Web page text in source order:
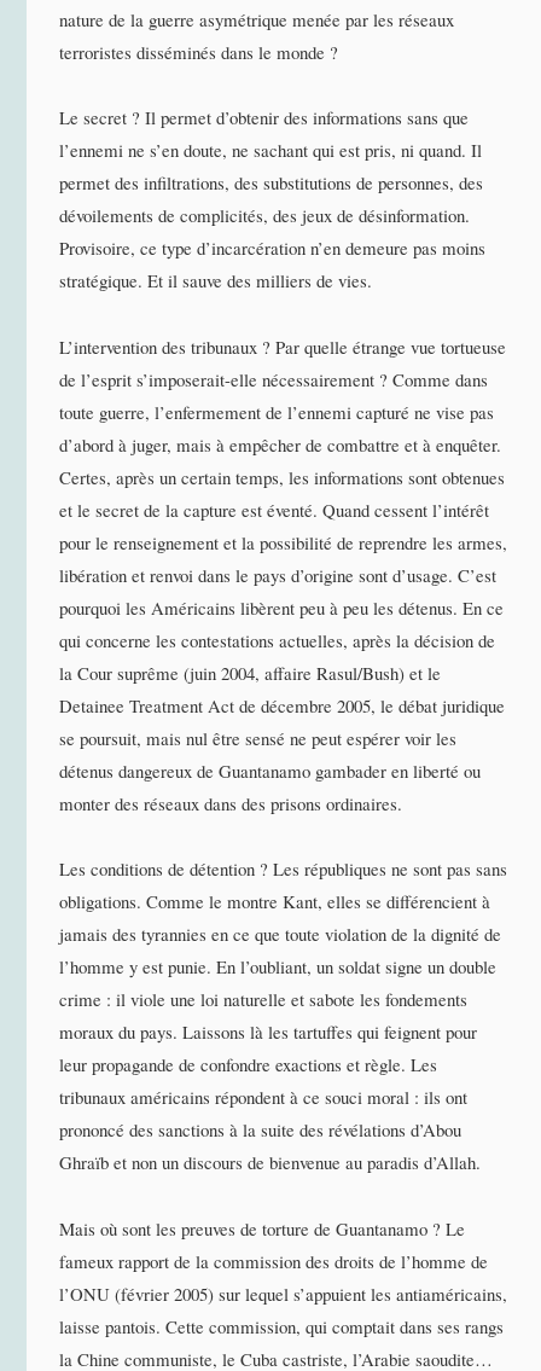
nature de la guerre asymétrique menée par les réseaux
terroristes disséminés dans le monde ?
Le secret ? Il permet d’obtenir des informations sans que
l’ennemi ne s’en doute, ne sachant qui est pris, ni quand. Il
permet des infiltrations, des substitutions de personnes, des
dévoilements de complicités, des jeux de désinformation.
Provisoire, ce type d’incarcération n’en demeure pas moins
stratégique. Et il sauve des milliers de vies.
L’intervention des tribunaux ? Par quelle étrange vue tortueuse
de l’esprit s’imposerait-elle nécessairement ? Comme dans
toute guerre, l’enfermement de l’ennemi capturé ne vise pas
d’abord à juger, mais à empêcher de combattre et à enquêter.
Certes, après un certain temps, les informations sont obtenues
et le secret de la capture est éventé. Quand cessent l’intérêt
pour le renseignement et la possibilité de reprendre les armes,
libération et renvoi dans le pays d’origine sont d’usage. C’est
pourquoi les Américains libèrent peu à peu les détenus. En ce
qui concerne les contestations actuelles, après la décision de
la Cour suprême (juin 2004, affaire Rasul/Bush) et le
Detainee Treatment Act de décembre 2005, le débat juridique
se poursuit, mais nul être sensé ne peut espérer voir les
détenus dangereux de Guantanamo gambader en liberté ou
monter des réseaux dans des prisons ordinaires.
Les conditions de détention ? Les républiques ne sont pas sans
obligations. Comme le montre Kant, elles se différencient à
jamais des tyrannies en ce que toute violation de la dignité de
l’homme y est punie. En l’oubliant, un soldat signe un double
crime : il viole une loi naturelle et sabote les fondements
moraux du pays. Laissons là les tartuffes qui feignent pour
leur propagande de confondre exactions et règle. Les
tribunaux américains répondent à ce souci moral : ils ont
prononcé des sanctions à la suite des révélations d’Abou
Ghraïb et non un discours de bienvenue au paradis d’Allah.
Mais où sont les preuves de torture de Guantanamo ? Le
fameux rapport de la commission des droits de l’homme de
l’ONU (février 2005) sur lequel s’appuient les antiaméricains,
laisse pantois. Cette commission, qui comptait dans ses rangs
la Chine communiste, le Cuba castriste, l’Arabie saoudite…